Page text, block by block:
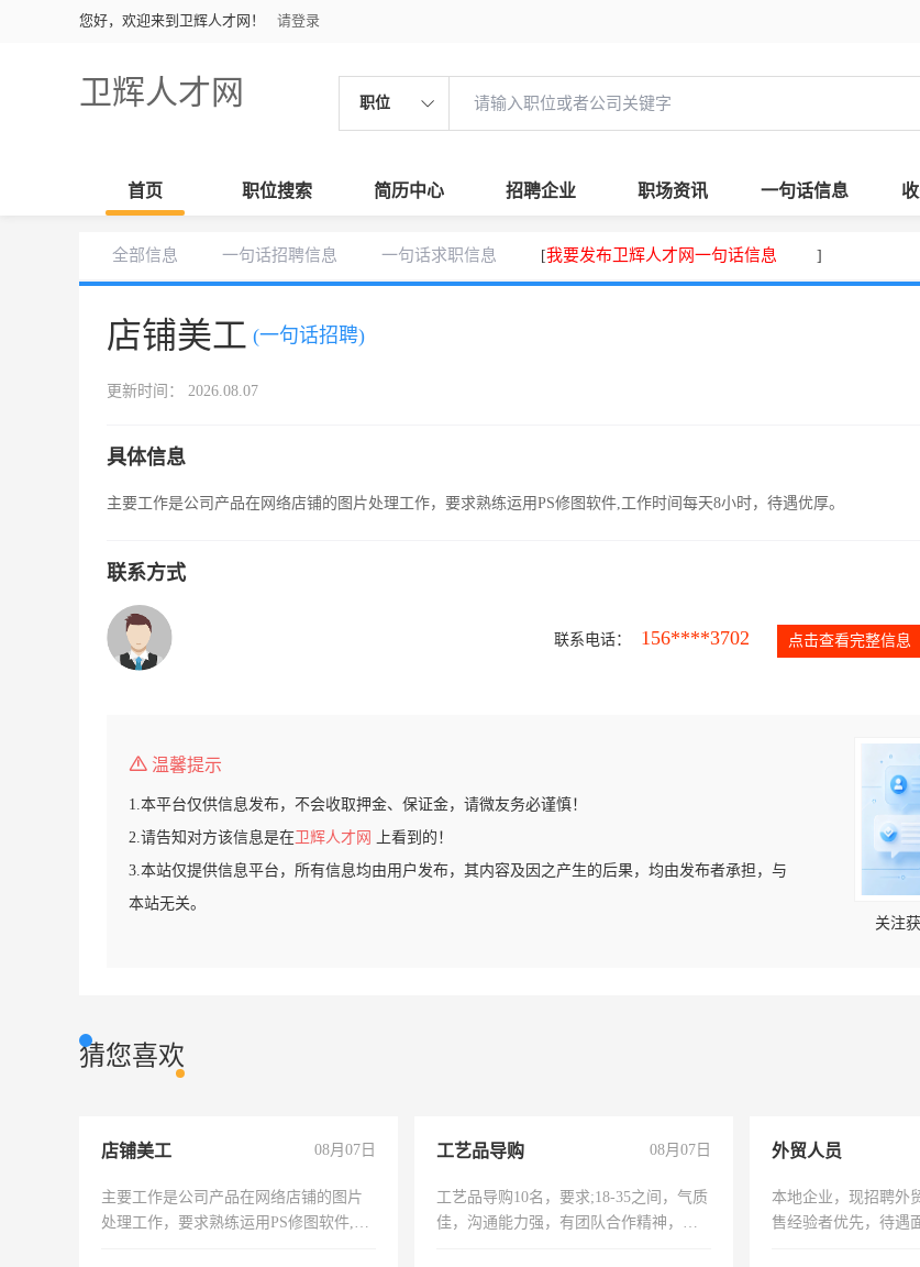
您好，欢迎来到卫辉人才网！ 请登录
卫辉人才网 职位
首页 职位搜索 简历中心 招聘企业 职场资讯 一句话信息
全部信息 一句话招聘信息 一句话求职信息 [我要发布卫辉人才网一句话信息 ]
店铺美工 (一句话招聘)
更新时间： 2026.08.07
具体信息
主要工作是公司产品在网络店铺的图片处理工作，要求熟练运用PS修图软件,工作时间每天8小时，待遇优厚。
联系方式
联系电话： 156****3702 点击查看完整信息
温馨提示
1.本平台仅供信息发布，不会收取押金、保证金，请微友务必谨慎！
2.请告知对方该信息是在 卫辉人才网
上看到的！
3.本站仅提供信息平台，所有信息均由用户发布，其内容及因之产生的后果，均由发布者承担，与
本站无关。
关注
猜您喜欢
店铺美工 08月07日
主要工作是公司产品在网络店铺的图片
处理工作，要求熟练运用PS修图软件,工
工艺品导购 08月07日
工艺品导购10名，要求;18-35之间，气质
佳，沟通能力强，有团队合作精神，有
外贸人员
本地企业，现招聘外
售经验者优先，待遇